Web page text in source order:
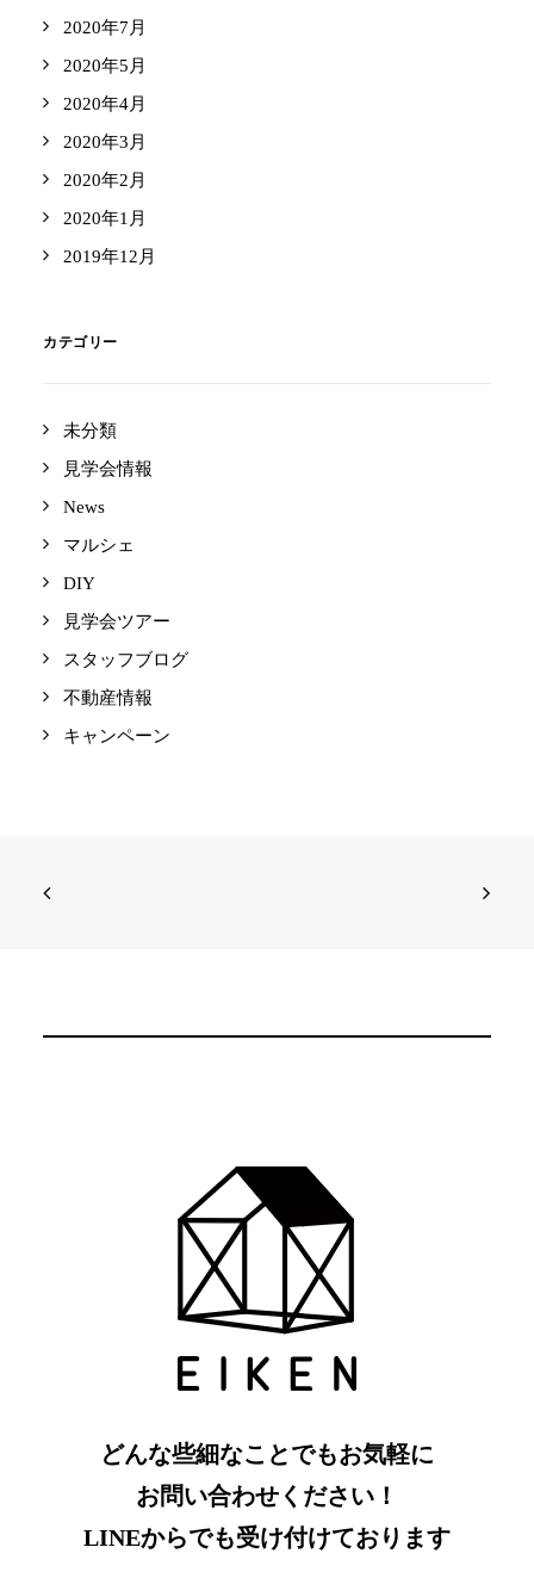
2020年7月
2020年5月
2020年4月
2020年3月
2020年2月
2020年1月
2019年12月
カテゴリー
未分類
見学会情報
News
マルシェ
DIY
見学会ツアー
スタッフブログ
不動産情報
キャンペーン
どんな些細なことでもお気軽に
お問い合わせください！
LINEからでも受け付けております